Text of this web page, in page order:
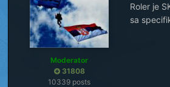
Moderator
31808
10339 posts
Roler je
sa